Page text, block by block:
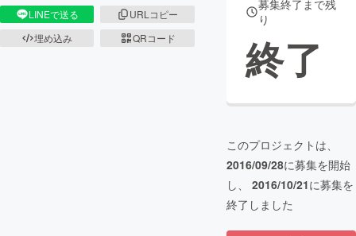
LINEで送る
URLコピー
埋め込み
QRコード
募集終了まで残
り
終了
このプロジェクトは、
2016/09/28に募集を開始
し、 2016/10/21に募集を
終了しました